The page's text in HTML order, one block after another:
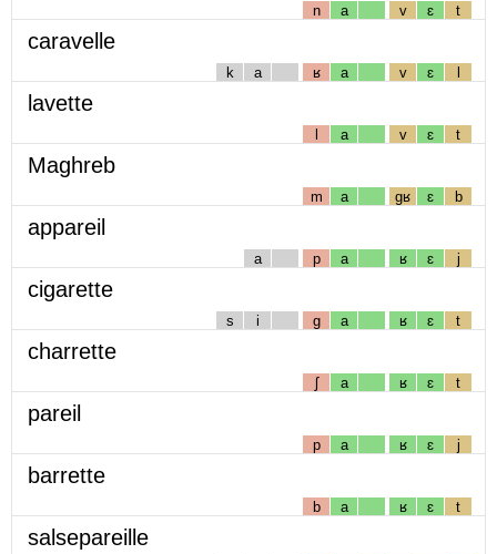
n a v ɛ t
caravelle
k a ʁ a v ɛ l
lavette
l a v ɛ t
Maghreb
m a gʁ ɛ b
appareil
a p a ʁ ɛ j
cigarette
s i g a ʁ ɛ t
charrette
ʃ a ʁ ɛ t
pareil
p a ʁ ɛ j
barrette
b a ʁ ɛ t
salsepareille